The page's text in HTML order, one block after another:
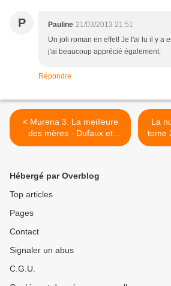
P Pauline 21/03/2013 21:51
Un joli roman en effet! Je l'ai lu il y a
j'ai beaucoup apprécié également.
Répondre
< Murena 3. La meilleure
des mères - Dufaux et
Delaby
La
tome
Hébergé par Overblog
Top articles
Pages
Contact
Signaler un abus
C.G.U.